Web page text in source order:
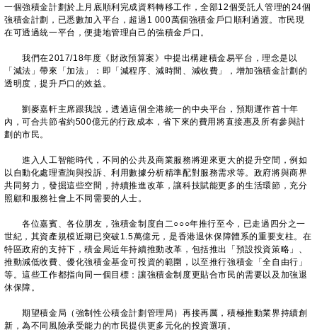
一個強積金計劃於上月底順利完成資料轉移工作，全部12個受託人管理的24個
強積金計劃，已悉數加入平台，超過1 000萬個強積金戶口順利過渡。市民現
在可透過統一平台，便捷地管理自己的強積金戶口。
我們在2017/18年度《財政預算案》中提出構建積金易平台，理念是以
「減法」帶來「加法」：即「減程序、減時間、減收費」，增加強積金計劃的
透明度，提升戶口的效益。
劉麥嘉軒主席跟我說，透過這個全港統一的中央平台，預期運作首十年
內，可合共節省約500億元的行政成本，省下來的費用將直接惠及所有參與計
劃的市民。
進入人工智能時代，不同的公共及商業服務將迎來更大的提升空間，例如
以自動化處理查詢與投訴、利用數據分析精準配對服務需求等。政府將與商界
共同努力，發掘這些空間，持續推進改革，讓科技賦能更多的生活環節，充分
照顧和服務社會上不同需要的人士。
各位嘉賓、各位朋友，強積金制度自二○○○年推行至今，已走過四分之一
世紀，其資產規模近期已突破1.5萬億元，是香港退休保障體系的重要支柱。在
特區政府的支持下，積金局近年持續推動改革，包括推出「預設投資策略」、
推動減低收費、優化強積金基金可投資的範圍，以至推行強積金「全自由行」
等。這些工作都指向同一個目標：讓強積金制度更貼合市民的需要以及加強退
休保障。
期望積金局（強制性公積金計劃管理局）再接再厲，積極推動業界持續創
新，為不同風險承受能力的市民提供更多元化的投資選項。